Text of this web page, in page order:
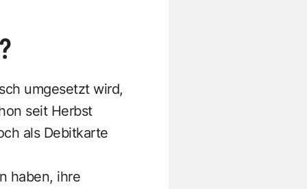
umgesetzt wird,
seit Herbst
als Debitkarte
haben, ihre